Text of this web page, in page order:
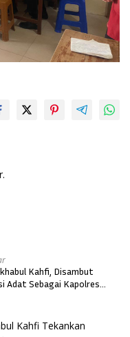
Kahfi, Disambut
Adat Sebagai Kapolres